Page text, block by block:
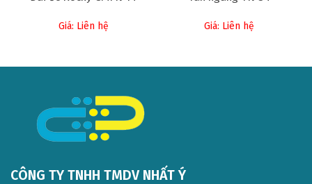
Giá: Liên hệ Giá: Liên hệ
CÔNG TY TNHH TMDV NHẤT Ý